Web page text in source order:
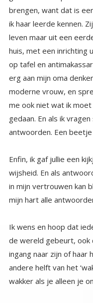
antwoorden. Een
Enfin, ik gaf jullie een
wijsheid. En als
in mijn vertrouwen kan
mijn hart alle
Ik wens en hoop dat
de wereld gebeurt, ook
ingang naar zijn of
andere helft van het
wakker als je alleen je